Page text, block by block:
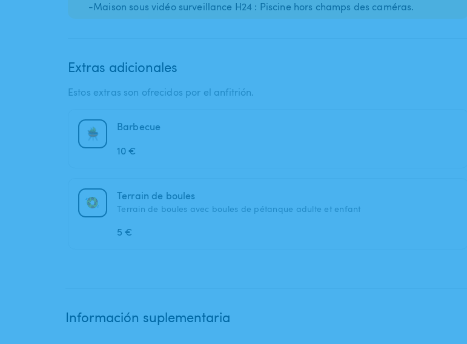
Extras adicionales
Estos extras son ofrecidos por el anfitrión.
Barbecue
10 €
Terrain de boules
Terrain de boules avec boules de pétanque adulte et enfant
5 €
Información suplementaria